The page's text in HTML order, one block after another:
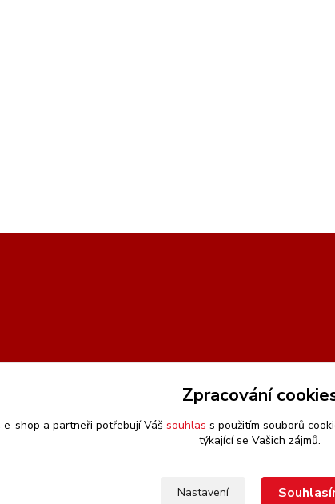
Zpracování
e-shop a partneři potřebují Váš souhlas s použitím souborů
týkající se Vašich zájmů.
Nastavení